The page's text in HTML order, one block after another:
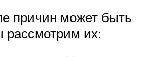
причин может быть
рассмотрим их: